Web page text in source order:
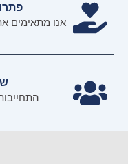
אנו מתאימים